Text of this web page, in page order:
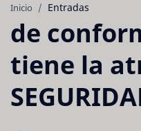
Inicio Entradas
de
tiene la